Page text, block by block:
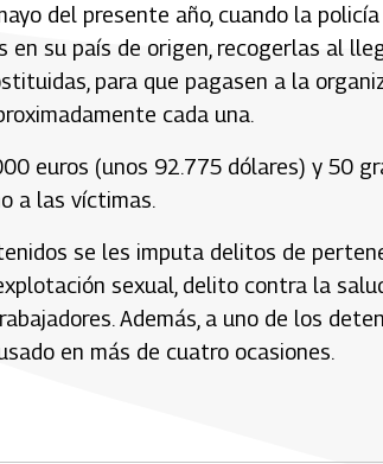
del presente año, cuando la
en su país de origen, recogerlas al
para que pagasen a la
cada una.
euros (unos 92.775 dólares) y 50
a las víctimas.
se les imputa delitos de
sexual, delito contra la
Además, a uno de los
en más de cuatro ocasiones.